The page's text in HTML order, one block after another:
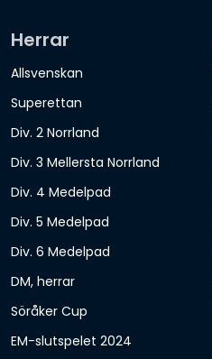
Herrar
Allsvenskan
Superettan
Div. 2 Norrland
Div. 3 Mellersta Norrland
Div. 4 Medelpad
Div. 5 Medelpad
Div. 6 Medelpad
DM, herrar
Söråker Cup
EM-slutspelet 2024